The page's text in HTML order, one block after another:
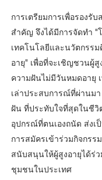
การเตรียมการเพื่อรองรั
สำคัญ จึงได้มีการจัดทำ "
เทคโนโลยีและนวัตกรร
อายุ" เพื่อที่จะเชิญชวนผู้
ความฝันไม่มีวันหมดอายุ
เล่าประสบการณ์ที่ผ่านมา
ฝัน ที่ประทับใจที่สุดในชีวิ
อุปกรณ์ที่ตนเองถนัด ส่งเ
การสมัครเข้าร่วมกิจกรร
สนับสนุนให้ผู้สูงอายุได้ร่
ชุมชนในประเทศ